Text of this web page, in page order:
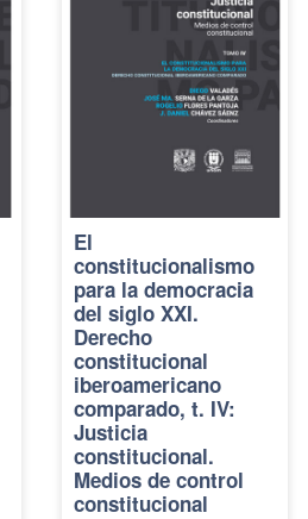
El
constitucionalismo
para la democracia
del siglo XXI.
Derecho
constitucional
iberoamericano
comparado, t. IV:
Justicia
constitucional.
Medios de control
constitucional